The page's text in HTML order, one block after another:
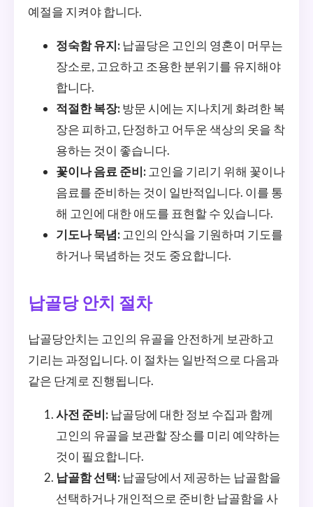
예절을 지켜야 합니다.
정숙함 유지: 납골당은 고인의 영혼이 머무는
장소로, 고요하고 조용한 분위기를 유지해야
합니다.
적절한 복장: 방문 시에는 지나치게 화려한 복
장은 피하고, 단정하고 어두운 색상의 옷을 착
용하는 것이 좋습니다.
꽃이나 음료 준비: 고인을 기리기 위해 꽃이나
음료를 준비하는 것이 일반적입니다. 이를 통
해 고인에 대한 애도를 표현할 수 있습니다.
기도나 묵념: 고인의 안식을 기원하며 기도를
하거나 묵념하는 것도 중요합니다.
납골당 안치 절차
납골당안치는 고인의 유골을 안전하게 보관하고
기리는 과정입니다. 이 절차는 일반적으로 다음과
같은 단계로 진행됩니다.
사전 준비: 납골당에 대한 정보 수집과 함께
고인의 유골을 보관할 장소를 미리 예약하는
것이 필요합니다.
납골함 선택: 납골당에서 제공하는 납골함을
선택하거나 개인적으로 준비한 납골함을 사